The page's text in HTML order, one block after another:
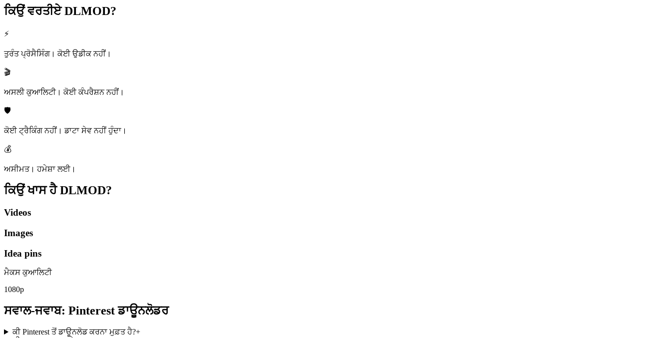
ਕਿਉਂ ਵਰਤੀਏ DLMOD?
⚡
ਤੁਰੰਤ ਪ੍ਰੋਸੈਸਿੰਗ। ਕੋਈ ਉਡੀਕ ਨਹੀਂ।
🎬
ਅਸਲੀ ਕੁਆਲਿਟੀ। ਕੋਈ ਕੰਪਰੈਸ਼ਨ ਨਹੀਂ।
🛡️
ਕੋਈ ਟ੍ਰੈਕਿੰਗ ਨਹੀਂ। ਡਾਟਾ ਸੇਵ ਨਹੀਂ ਹੁੰਦਾ।
💰
ਅਸੀਮਤ। ਹਮੇਸ਼ਾ ਲਈ।
ਕਿਉਂ ਖਾਸ ਹੈ DLMOD?
Videos
Images
Idea pins
ਮੈਕਸ ਕੁਆਲਿਟੀ
1080p
ਸਵਾਲ-ਜਵਾਬ: Pinterest ਡਾਊਨਲੋਡਰ
ਕੀ Pinterest ਤੋਂ ਡਾਊਨਲੋਡ ਕਰਨਾ ਮੁਫ਼ਤ ਹੈ?+